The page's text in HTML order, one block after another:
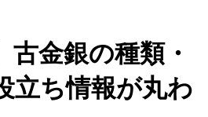
古金銀の種類・
立ち情報が丸わ